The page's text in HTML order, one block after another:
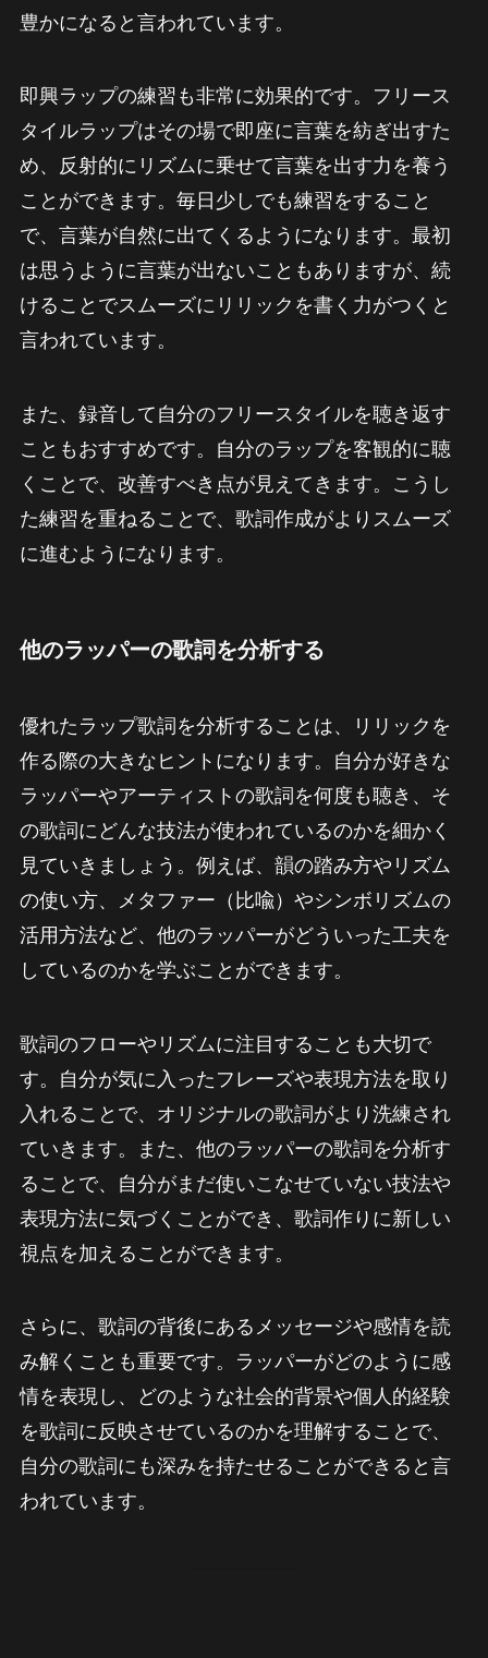
豊かになると言われています。
即興ラップの練習も非常に効果的です。フリース
タイルラップはその場で即座に言葉を紡ぎ出すた
め、反射的にリズムに乗せて言葉を出す力を養う
ことができます。毎日少しでも練習をすること
で、言葉が自然に出てくるようになります。最初
は思うように言葉が出ないこともありますが、続
けることでスムーズにリリックを書く力がつくと
言われています。
また、録音して自分のフリースタイルを聴き返す
こともおすすめです。自分のラップを客観的に聴
くことで、改善すべき点が見えてきます。こうし
た練習を重ねることで、歌詞作成がよりスムーズ
に進むようになります。
他のラッパーの歌詞を分析する
優れたラップ歌詞を分析することは、リリックを
作る際の大きなヒントになります。自分が好きな
ラッパーやアーティストの歌詞を何度も聴き、そ
の歌詞にどんな技法が使われているのかを細かく
見ていきましょう。例えば、韻の踏み方やリズム
の使い方、メタファー（比喩）やシンボリズムの
活用方法など、他のラッパーがどういった工夫を
しているのかを学ぶことができます。
歌詞のフローやリズムに注目することも大切で
す。自分が気に入ったフレーズや表現方法を取り
入れることで、オリジナルの歌詞がより洗練され
ていきます。また、他のラッパーの歌詞を分析す
ることで、自分がまだ使いこなせていない技法や
表現方法に気づくことができ、歌詞作りに新しい
視点を加えることができます。
さらに、歌詞の背後にあるメッセージや感情を読
み解くことも重要です。ラッパーがどのように感
情を表現し、どのような社会的背景や個人的経験
を歌詞に反映させているのかを理解することで、
自分の歌詞にも深みを持たせることができると言
われています。